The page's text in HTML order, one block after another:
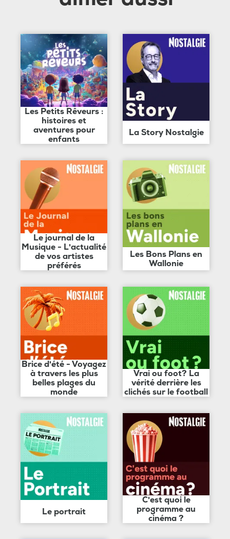
Les Petits Rêveurs :
histoires et
aventures pour
enfants
La Story Nostalgie
Le journal de la
Musique - L'actualité
de vos artistes
préférés
Les Bons Plans en
Wallonie
Brice d'été - Voyagez
à travers les plus
belles plages du
monde
Vrai ou foot? La
vérité derrière les
clichés sur le football
Le portrait
C'est quoi le
programme au
cinéma ?